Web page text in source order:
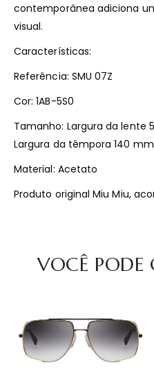
contemporânea adiciona
visual.
Características:
Referência: SMU 07Z
Cor: 1AB-5S0
Tamanho: Largura da lente
Largura da têmpora 140 mm
Material: Acetato
Produto original Miu Miu,
VOCÊ PODE